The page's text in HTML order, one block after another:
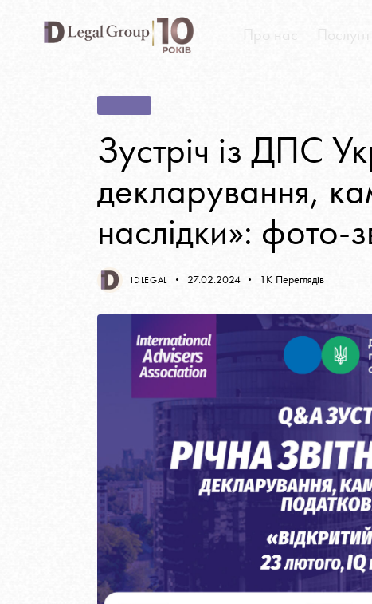
Про нас Послуги
Зустріч із ДПС
декларування,
наслідки»: фото-
IDLEGAL 27.02.2024 1K Переглядів